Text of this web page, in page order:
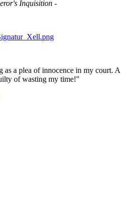
Inquisition -
as a plea of innocence in my court. A
of wasting my time!"